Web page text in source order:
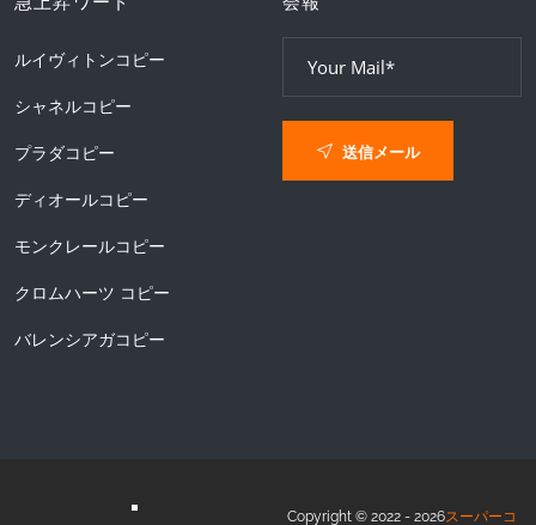
ルイヴィトンコピー
シャネルコピー
プラダコピー
ディオールコピー
モンクレールコピー
クロムハーツ コピー
バレンシアガコピー
送信メール
Copyright © 2022 - 2026スーパーコ